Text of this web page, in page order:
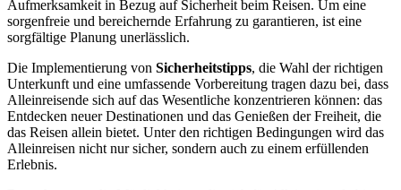
Aufmerksamkeit in Bezug auf Sicherheit beim Reisen. Um eine
sorgenfreie und bereichernde Erfahrung zu garantieren, ist eine
sorgfältige Planung unerlässlich.
Die Implementierung von Sicherheitstipps, die Wahl der richtigen
Unterkunft und eine umfassende Vorbereitung tragen dazu bei, dass
Alleinreisende sich auf das Wesentliche konzentrieren können: das
Entdecken neuer Destinationen und das Genießen der Freiheit, die
das Reisen allein bietet. Unter den richtigen Bedingungen wird das
Alleinreisen nicht nur sicher, sondern auch zu einem erfüllenden
Erlebnis.